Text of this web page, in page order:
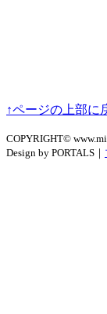
↑ページの上部に
COPYRIGHT©
Design by PORTALS｜